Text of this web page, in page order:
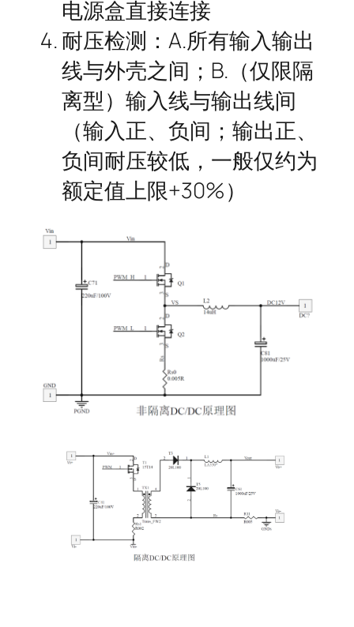
电源盒直接连接
耐压检测：A.所有输入输出
线与外壳之间；B.（仅限隔
离型）输入线与输出线间
（输入正、负间；输出正、
负间耐压较低，一般仅约为
额定值上限+30%）